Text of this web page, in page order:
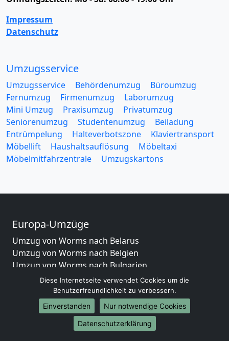
Impressum
Datenschutz
Umzugsservice
Umzugsservice Behördenumzug
Büroumzug
Fernumzug
Firmenumzug
Laborumzug
Mini Umzug
Praxisumzug
Privatumzug
Seniorenumzug
Studentenumzug
Beiladung
Entrümpelung
Halteverbotszone
Klaviertransport
Möbellift
Haushaltsauflösung
Möbeltaxi
Möbelmitfahrzentrale
Umzugskartons
Europa-Umzüge
Umzug von Worms nach Belarus
Umzug von Worms nach Belgien
Umzug von Worms nach Bulgarien
Umzug von Worms nach Dänemark
Umzug von Worms nach England
Umzug von Worms nach Portugal
Umzug von Worms nach Bosnien und Herzegowina
Umzug von Worms nach Irland
Diese Internetseite verwendet Cookies um die
Benutzerfreundlichkeit zu verbessern.
Einverstanden
Nur notwendige Cookies
Datenschutzerklärung